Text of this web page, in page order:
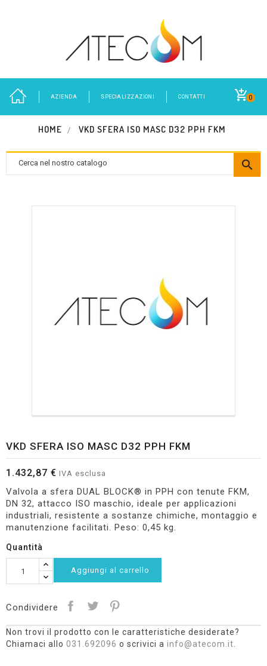
0
AZIENDA SPECIALIZZAZIONI CONTATTI
HOME VKD SFERA ISO MASC D32 PPH FKM

VKD SFERA ISO MASC D32 PPH FKM
1.432,87 € IVA esclusa
Valvola a sfera DUAL BLOCK® in PPH con tenute FKM,
DN 32, attacco ISO maschio, ideale per applicazioni
industriali, resistente a sostanze chimiche, montaggio e
manutenzione facilitati. Peso: 0,45 kg.
Quantità
Aggiungi al carrello
Condividere
Non trovi il prodotto con le caratteristiche desiderate?
Chiamaci allo 031.692096 o scrivici a info@atecom.it